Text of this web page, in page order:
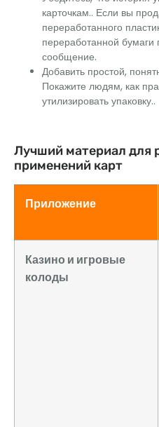
карточкам.. Если вы
переработанного
переработанной бумаги
сообщение.
Добавить простой,
Покажите людям, как
утилизировать упаковку..
Лучший материал для
применений карт
Приложение
Казино и игровые
колоды